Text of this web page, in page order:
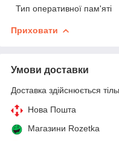
Тип оперативної пам'яті
Приховати
Умови доставки
Доставка здійснюється
Нова Пошта
Магазини Rozetka